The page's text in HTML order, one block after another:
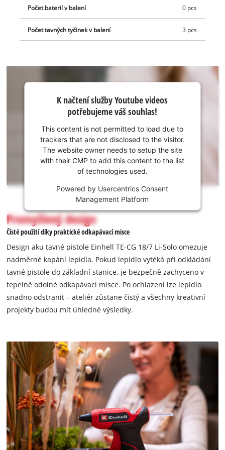
funkci automatického vypnutí po 30 minutách nečinnosti pro
lepidla (Ø 7 mm). Dodáváno bez baterie a nabíječky. Jsou
Počet baterií v balení 0 pcs
Počet tavných tyčinek v balení 3 pcs
potřebujeme
váš souhlas!
not
load
due
trackers
that
are
not
disclosed
the
website
owner
needs
setup
the
site
with
their
CMP
K načtení služby Youtube videos
potřebujeme váš souhlas!
This content is not permitted to load due to
trackers that are not disclosed to the visitor.
The website owner needs to setup the site
with their CMP to add this content to the list
of technologies used.
Powered by Usercentrics Consent
Management Platform
Promyšlený design
Čisté použití díky praktické odkapávací misce
Design aku tavné pistole Einhell TE-CG 18/7 Li-Solo omezuje
nadměrné kapání lepidla. Pokud lepidlo vytéká při odkládání
tavné pistole do základní stanice, je bezpečně zachyceno v
tepelně odolné odkapávací misce. Po ochlazení lze lepidlo
snadno odstranit – ateliér zůstane čistý a všechny kreativní
projekty budou mít úhledné výsledky.